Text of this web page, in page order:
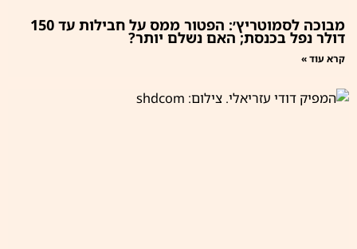
מבוכה לסמוטריץ׳: הפטור ממס על חבילות עד 150
דולר נפל בכנסת; האם נשלם יותר?
קרא עוד »